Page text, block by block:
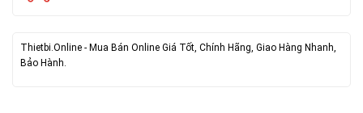
Thietbi.Online - Mua Bán Online Giá Tốt, Chính Hãng, Giao Hàng Nhanh,
Bảo Hành.